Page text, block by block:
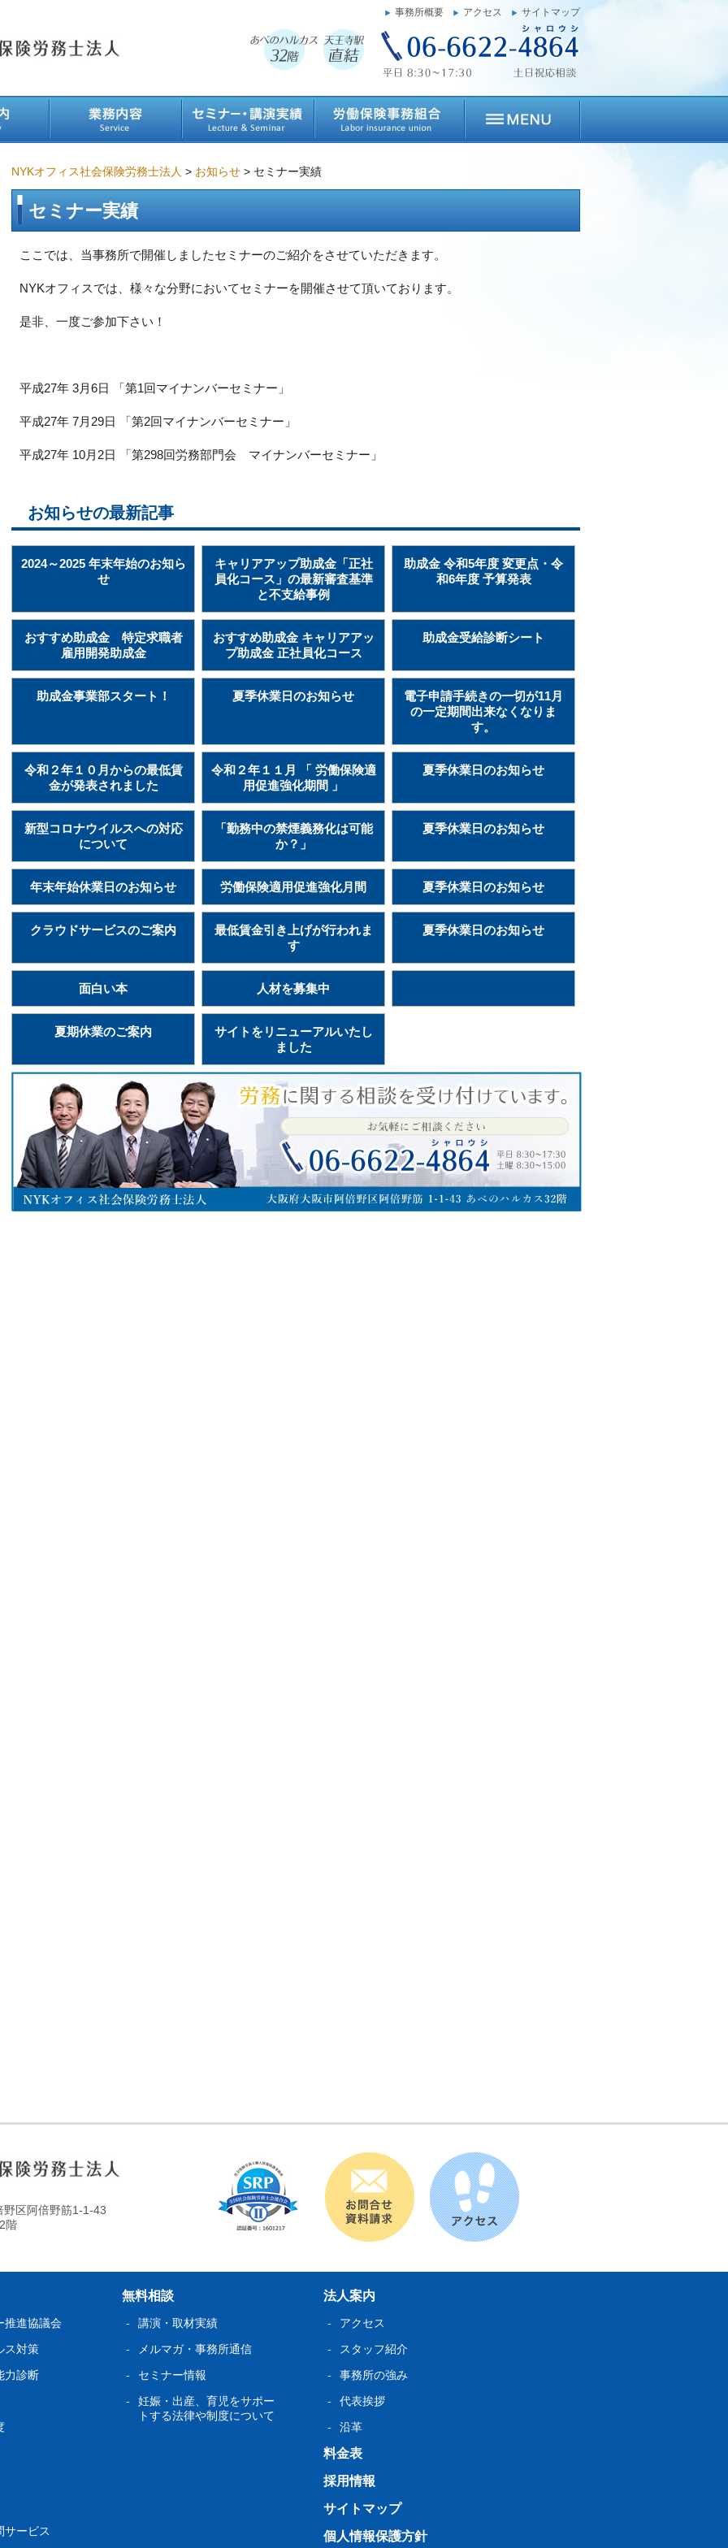
サイトマップ
アクセス
事務所概要
NYKオフィス社会保険労務士法人 > お知らせ > セミナー実績
セミナー実績
ここでは、当事務所で開催しましたセミナーのご紹介をさせていただきます。
NYKオフィスでは、様々な分野においてセミナーを開催させて頂いております。
是非、一度ご参加下さい！
平成27年 3月6日 「第1回マイナンバーセミナー」
平成27年 7月29日 「第2回マイナンバーセミナー」
平成27年 10月2日 「第298回労務部門会 マイナンバーセミナー」
お知らせの最新記事
2024～2025 年末年始のお知ら
せ
キャリアアップ助成金「正社
員化コース」の最新審査基準
と不支給事例
助成金 令和5年度 変更点・令
和6年度 予算発表
おすすめ助成金 特定求職者
雇用開発助成金
おすすめ助成金 キャリアアッ
プ助成金 正社員化コース
助成金受給診断シート
助成金事業部スタート！ 夏季休業日のお知らせ
電子申請手続きの一切が11月
の一定期間出来なくなりま
す。
令和２年１０月からの最低賃
金が発表されました
令和２年１１月 「 労働保険適
用促進強化期間 」
夏季休業日のお知らせ
新型コロナウイルスへの対応
について
「勤務中の禁煙義務化は可能
か？」
夏季休業日のお知らせ
年末年始休業日のお知らせ 労働保険適用促進強化月間 夏季休業日のお知らせ
クラウドサービスのご案内
最低賃金引き上げが行われま
す
夏季休業日のお知らせ
面白い本 人材を募集中
夏期休業のご案内
サイトをリニューアルいたし
ました
野区阿倍野筋1-1-43
階
推進協議会
ス対策
力診断
サービス
無料相談
講演・取材実績
メルマガ・事務所通信
セミナー情報
妊娠・出産、育児をサポー
トする法律や制度について
法人案内
アクセス
スタッフ紹介
事務所の強み
代表挨拶
沿革
料金表
採用情報
サイトマップ
個人情報保護方針